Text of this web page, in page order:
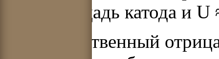
– площадь катода и U
Пространственный